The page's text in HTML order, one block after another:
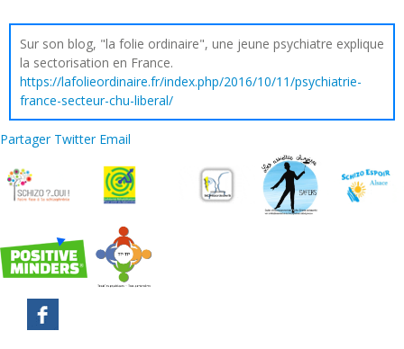
Sur son blog, "la folie ordinaire", une jeune psychiatre explique
la sectorisation en France.
https://lafolieordinaire.fr/index.php/2016/10/11/psychiatrie-
france-secteur-chu-liberal/
Partager Twitter Email